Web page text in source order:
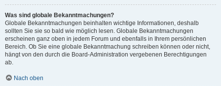
Was sind globale Bekanntmachungen?
Globale Bekanntmachungen beinhalten wichtige Informationen, deshalb
sollten Sie sie so bald wie möglich lesen. Globale Bekanntmachungen
erscheinen ganz oben in jedem Forum und ebenfalls in Ihrem persönlichen
Bereich. Ob Sie eine globale Bekanntmachung schreiben können oder nicht,
hängt von den durch die Board-Administration vergebenen Berechtigungen
ab.
Nach oben